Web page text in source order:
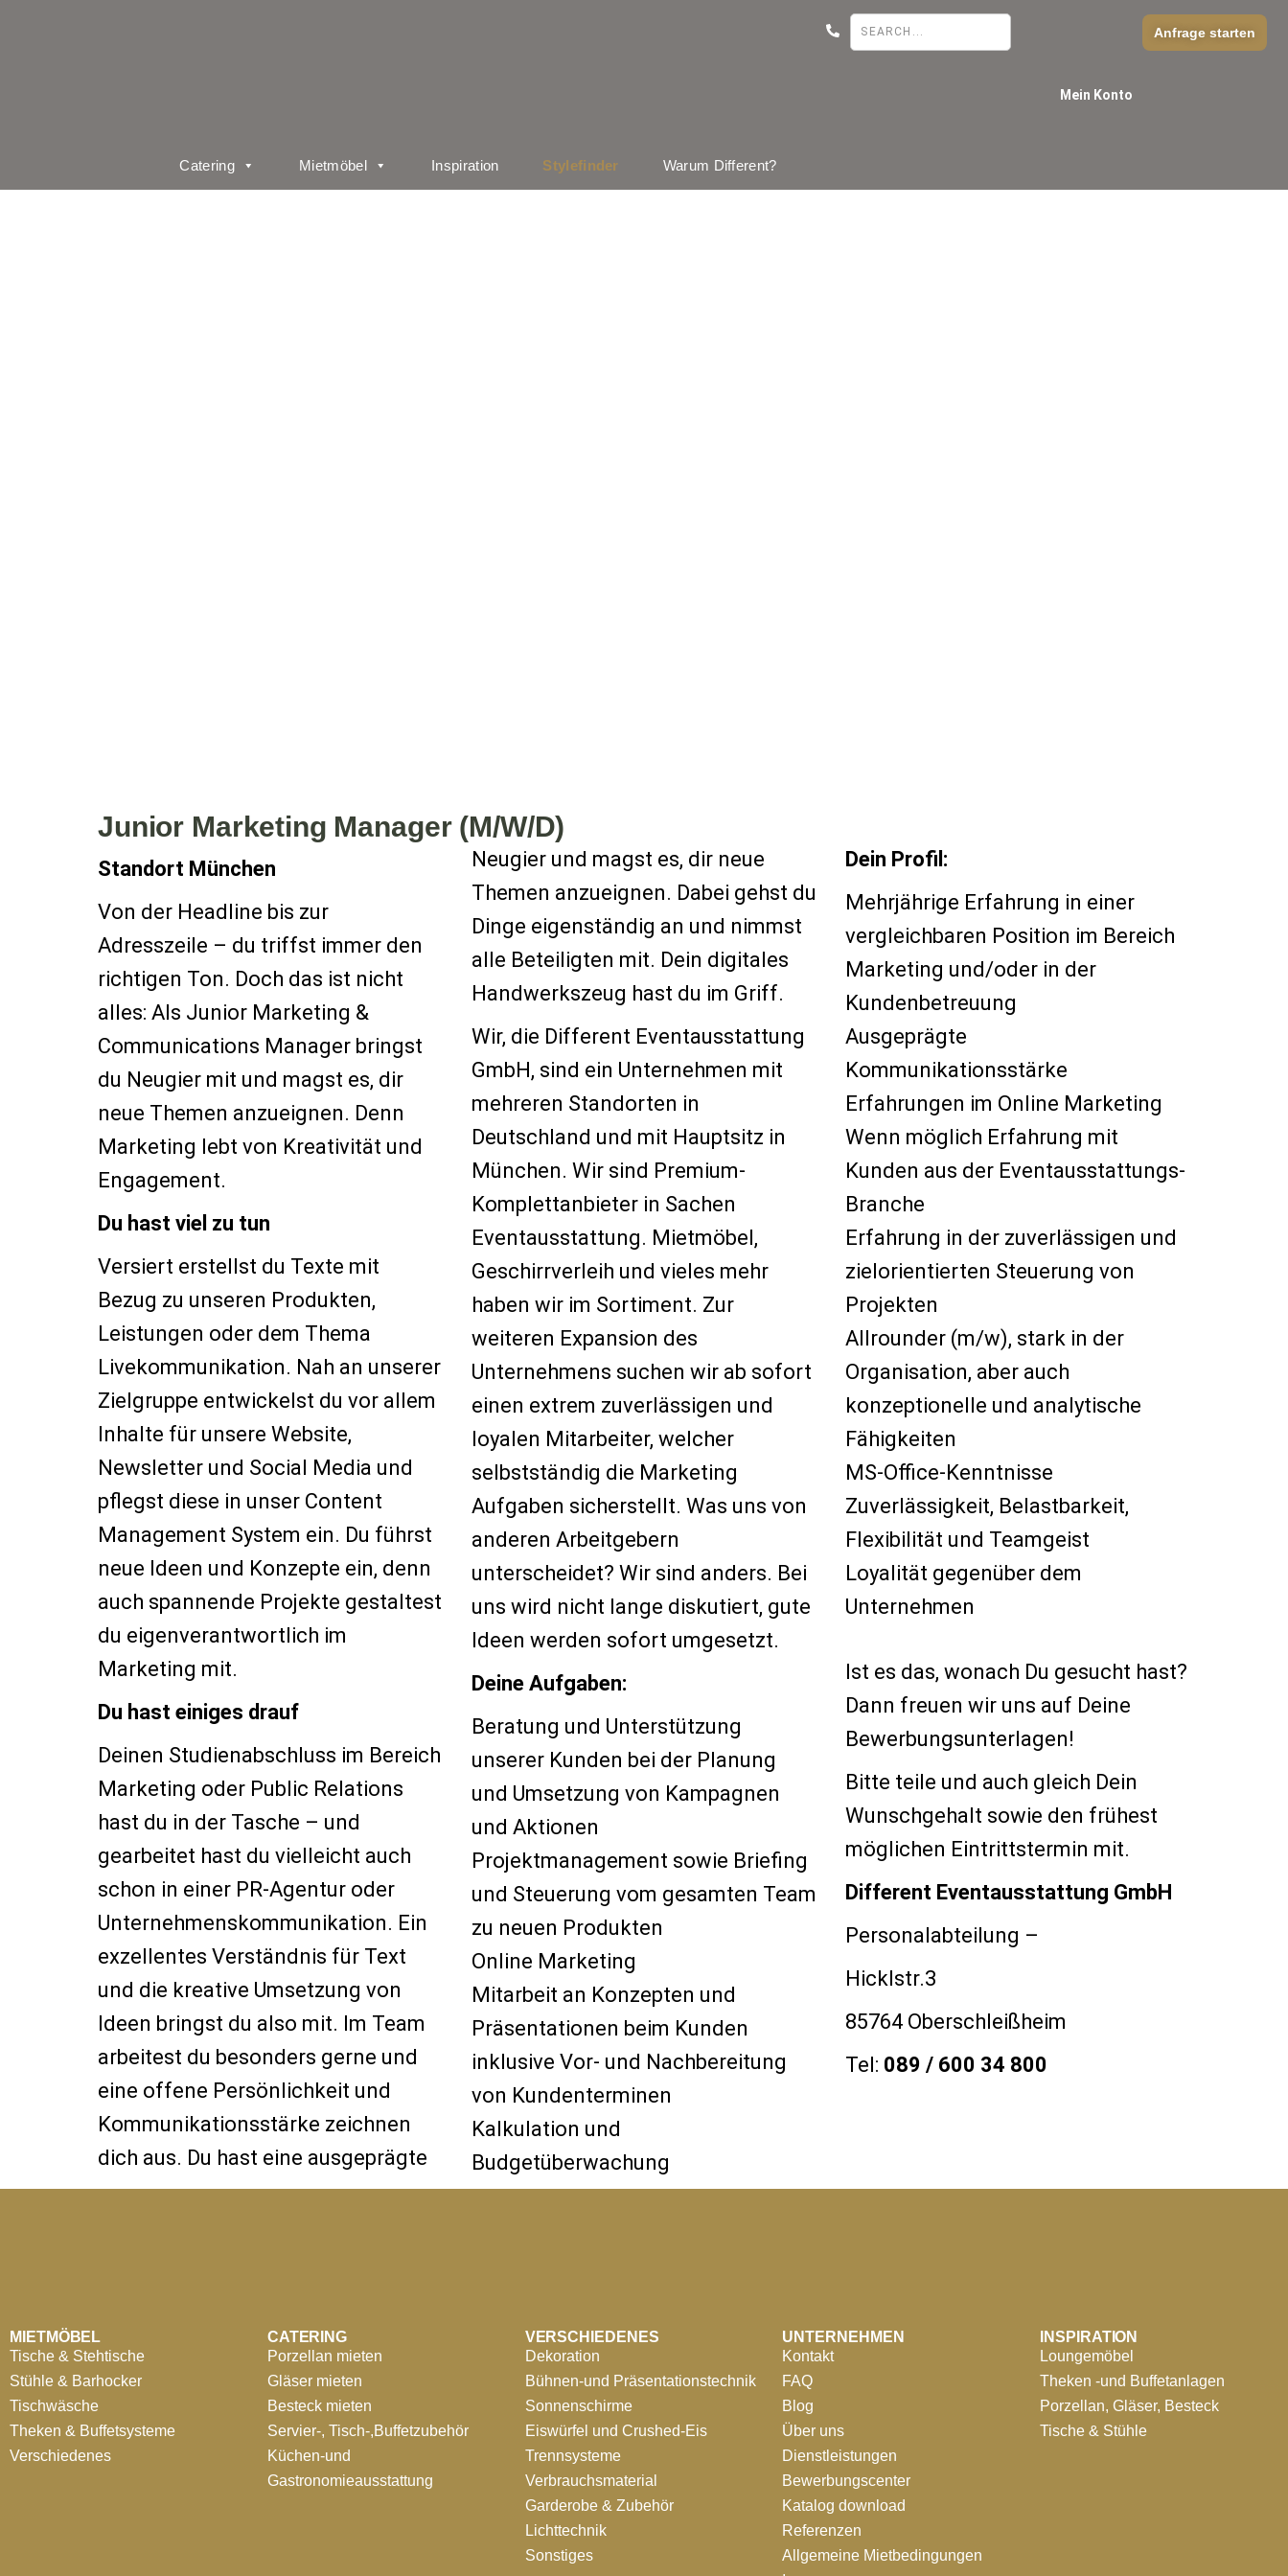
Catering Mietmöbel Inspiration Stylefinder Warum Different?
Mein Konto
Anfrage starten
Junior Marketing Manager (M/W/D)
Standort München
Von der Headline bis zur
Adresszeile – du triffst immer den
richtigen Ton. Doch das ist nicht
alles: Als Junior Marketing &
Communications Manager bringst
du Neugier mit und magst es, dir
neue Themen anzueignen. Denn
Marketing lebt von Kreativität und
Engagement.
Du hast viel zu tun
Versiert erstellst du Texte mit
Bezug zu unseren Produkten,
Leistungen oder dem Thema
Livekommunikation. Nah an unserer
Zielgruppe entwickelst du vor allem
Inhalte für unsere Website,
Newsletter und Social Media und
pflegst diese in unser Content
Management System ein. Du führst
neue Ideen und Konzepte ein, denn
auch spannende Projekte gestaltest
du eigenverantwortlich im
Marketing mit.
Du hast einiges drauf
Deinen Studienabschluss im Bereich
Marketing oder Public Relations
hast du in der Tasche – und
gearbeitet hast du vielleicht auch
schon in einer PR-Agentur oder
Unternehmenskommunikation. Ein
exzellentes Verständnis für Text
und die kreative Umsetzung von
Ideen bringst du also mit. Im Team
arbeitest du besonders gerne und
eine offene Persönlichkeit und
Kommunikationsstärke zeichnen
dich aus. Du hast eine ausgeprägte
Neugier und magst es, dir neue
Themen anzueignen. Dabei gehst du
Dinge eigenständig an und nimmst
alle Beteiligten mit. Dein digitales
Handwerkszeug hast du im Griff.
Wir, die Different Eventausstattung
GmbH, sind ein Unternehmen mit
mehreren Standorten in
Deutschland und mit Hauptsitz in
München. Wir sind Premium-
Komplettanbieter in Sachen
Eventausstattung. Mietmöbel,
Geschirrverleih und vieles mehr
haben wir im Sortiment. Zur
weiteren Expansion des
Unternehmens suchen wir ab sofort
einen extrem zuverlässigen und
loyalen Mitarbeiter, welcher
selbstständig die Marketing
Aufgaben sicherstellt. Was uns von
anderen Arbeitgebern
unterscheidet? Wir sind anders. Bei
uns wird nicht lange diskutiert, gute
Ideen werden sofort umgesetzt.
Deine Aufgaben:
Beratung und Unterstützung
unserer Kunden bei der Planung
und Umsetzung von Kampagnen
und Aktionen
Projektmanagement sowie Briefing
und Steuerung vom gesamten Team
zu neuen Produkten
Online Marketing
Mitarbeit an Konzepten und
Präsentationen beim Kunden
inklusive Vor- und Nachbereitung
von Kundenterminen
Kalkulation und
Budgetüberwachung
Dein Profil:
Mehrjährige Erfahrung in einer
vergleichbaren Position im Bereich
Marketing und/oder in der
Kundenbetreuung
Ausgeprägte
Kommunikationsstärke
Erfahrungen im Online Marketing
Wenn möglich Erfahrung mit
Kunden aus der Eventausstattungs-
Branche
Erfahrung in der zuverlässigen und
zielorientierten Steuerung von
Projekten
Allrounder (m/w), stark in der
Organisation, aber auch
konzeptionelle und analytische
Fähigkeiten
MS-Office-Kenntnisse
Zuverlässigkeit, Belastbarkeit,
Flexibilität und Teamgeist
Loyalität gegenüber dem
Unternehmen
Ist es das, wonach Du gesucht hast?
Dann freuen wir uns auf Deine
Bewerbungsunterlagen!
Bitte teile und auch gleich Dein
Wunschgehalt sowie den frühest
möglichen Eintrittstermin mit.
Different Eventausstattung GmbH
Personalabteilung –
Hicklstr.3
85764 Oberschleißheim
Tel: 089 / 600 34 800
MIETMÖBEL
Tische & Stehtische
Stühle & Barhocker
Tischwäsche
Theken & Buffetsysteme
Verschiedenes
CATERING
Porzellan mieten
Gläser mieten
Besteck mieten
Servier-, Tisch-,Buffetzubehör
Küchen-und
Gastronomieausstattung
VERSCHIEDENES
Dekoration
Bühnen-und Präsentationstechnik
Sonnenschirme
Eiswürfel und Crushed-Eis
Trennsysteme
Verbrauchsmaterial
Garderobe & Zubehör
Lichttechnik
Sonstiges
UNTERNEHMEN
Kontakt
FAQ
Blog
Über uns
Dienstleistungen
Bewerbungscenter
Katalog download
Referenzen
Allgemeine Mietbedingungen
INSPIRATION
Loungemöbel
Theken -und Buffetanlagen
Porzellan, Gläser, Besteck
Tische & Stühle